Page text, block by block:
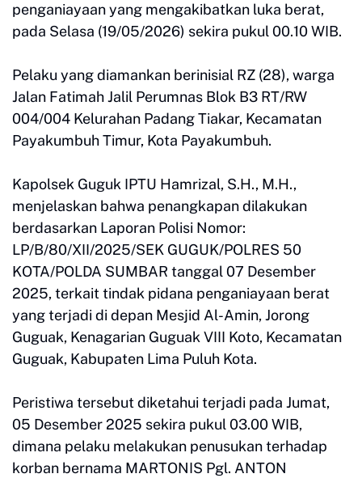
penganiayaan yang mengakibatkan luka berat,
pada Selasa (19/05/2026) sekira pukul 00.10 WIB.
Pelaku yang diamankan berinisial RZ (28), warga
Jalan Fatimah Jalil Perumnas Blok B3 RT/RW
004/004 Kelurahan Padang Tiakar, Kecamatan
Payakumbuh Timur, Kota Payakumbuh.
Kapolsek Guguk IPTU Hamrizal, S.H., M.H.,
menjelaskan bahwa penangkapan dilakukan
berdasarkan Laporan Polisi Nomor:
LP/B/80/XII/2025/SEK GUGUK/POLRES 50
KOTA/POLDA SUMBAR tanggal 07 Desember
2025, terkait tindak pidana penganiayaan berat
yang terjadi di depan Mesjid Al-Amin, Jorong
Guguak, Kenagarian Guguak VIII Koto, Kecamatan
Guguak, Kabupaten Lima Puluh Kota.
Peristiwa tersebut diketahui terjadi pada Jumat,
05 Desember 2025 sekira pukul 03.00 WIB,
dimana pelaku melakukan penusukan terhadap
korban bernama MARTONIS Pgl. ANTON